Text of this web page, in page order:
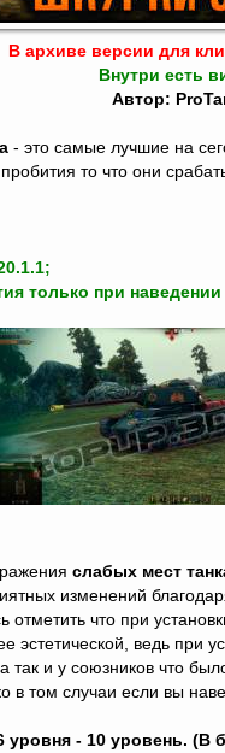
В архиве версии для
Внутри есть
Автор:
- это самые лучшие на
то что они
только при наведении
слабых мест
изменений
отметить что при
эстетической, ведь при
так и у союзников что
в том случаи если вы
уровня - 10 уровень.